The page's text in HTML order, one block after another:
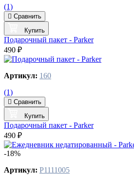
(1)
Сравнить
Купить
Подарочный пакет - Parker
490 ₽
Артикул: 160
(1)
Сравнить
Купить
Подарочный пакет - Parker
490 ₽
-18%
Артикул: P1111005